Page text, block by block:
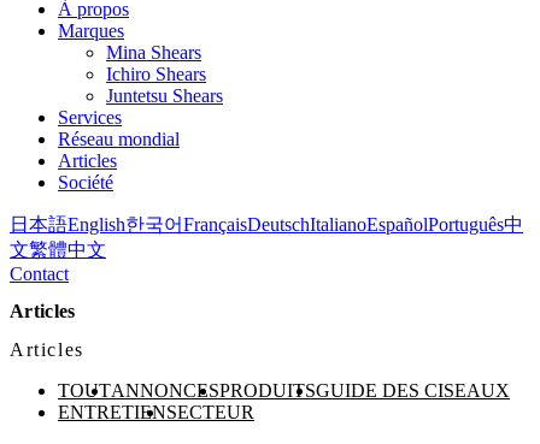
À propos
Marques
Mina Shears
Ichiro Shears
Juntetsu Shears
Services
Réseau mondial
Articles
Société
日本語English한국어FrançaisDeutschItalianoEspañolPortuguês中
文繁體中文
Contact
Articles
Articles
TOUTANNONCESPRODUITSGUIDE DES CISEAUX
ENTRETIENSECTEUR